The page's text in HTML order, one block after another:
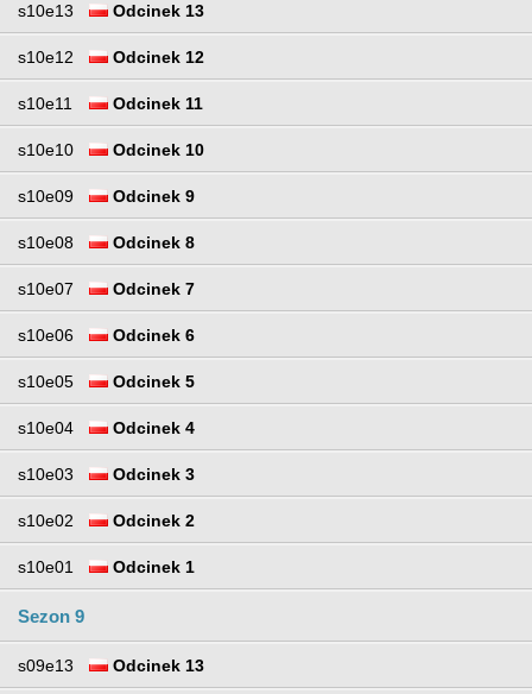
s10e13 Odcinek 13
s10e12 Odcinek 12
s10e11 Odcinek 11
s10e10 Odcinek 10
s10e09 Odcinek 9
s10e08 Odcinek 8
s10e07 Odcinek 7
s10e06 Odcinek 6
s10e05 Odcinek 5
s10e04 Odcinek 4
s10e03 Odcinek 3
s10e02 Odcinek 2
s10e01 Odcinek 1
Sezon 9
s09e13 Odcinek 13